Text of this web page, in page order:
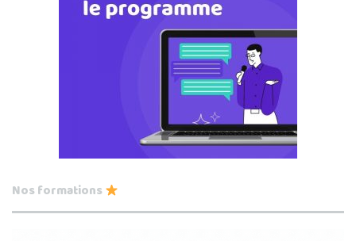
Nos formations